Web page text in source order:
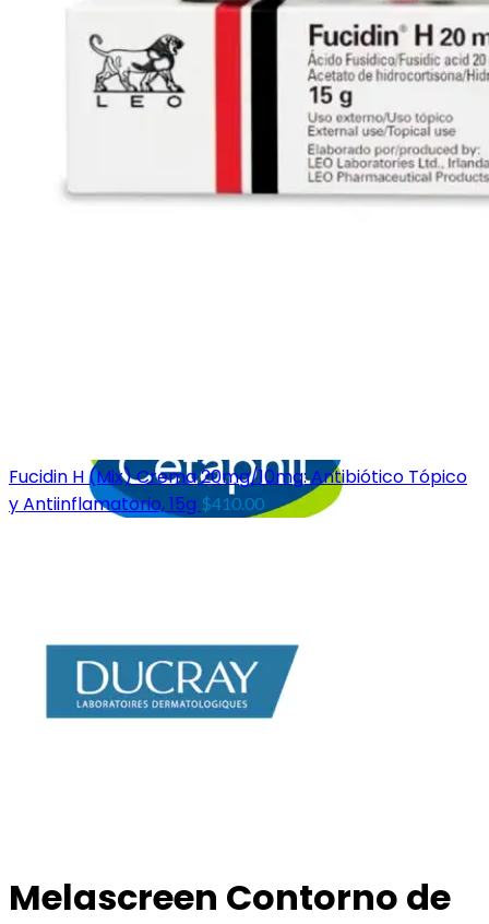
Fucidin H (Mix) Crema 20mg/10mg: Antibiótico Tópico
y Antiinflamatorio, 15g $410.00
Melascreen Contorno de